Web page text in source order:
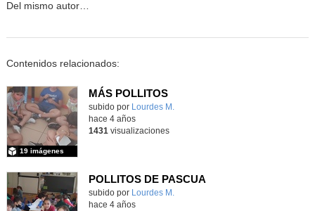
Del mismo autor…
Contenidos relacionados:
MÁS POLLITOS
subido por Lourdes M.
19 imágenes
hace 4 años
1431 visualizaciones
POLLITOS DE PASCUA
subido por Lourdes M.
hace 4 años